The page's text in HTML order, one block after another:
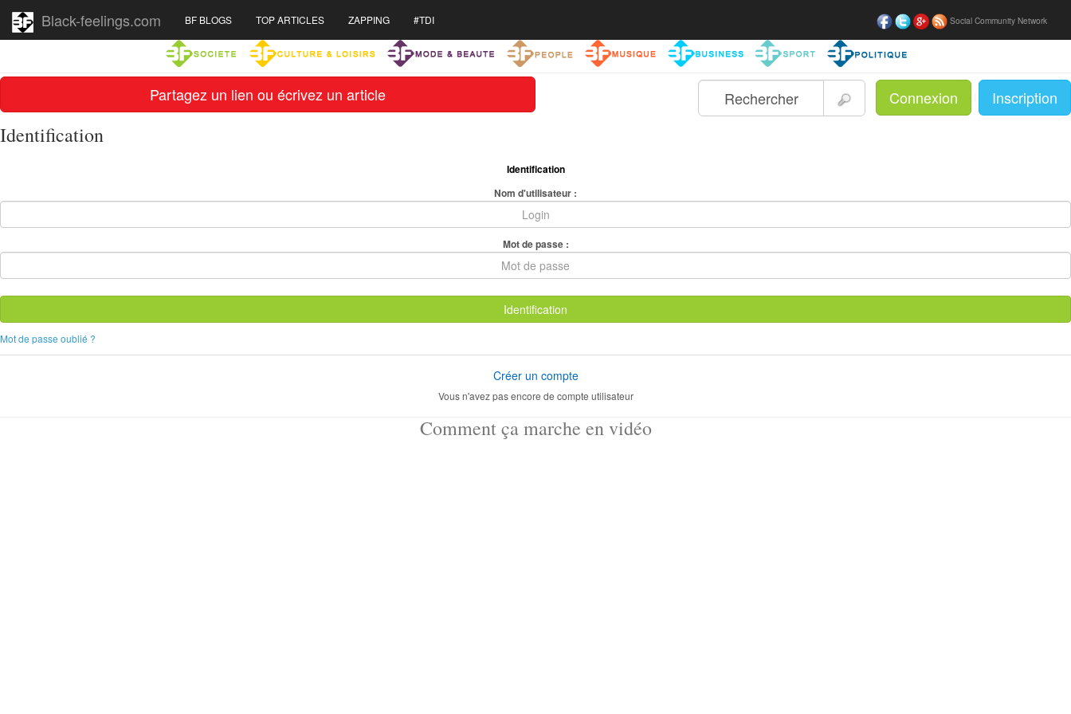
Partagez un lien ou écrivez un article Connexion Inscription
Black-feelings.com Social Community Network
BF BLOGS TOP ARTICLES ZAPPING #TDI
Identification
Identification
Nom d'utilisateur :
Mot de passe :
Identification
Mot de passe oublié ?
Créer un compte
Vous n'avez pas encore de compte utilisateur
Comment ça marche en vidéo